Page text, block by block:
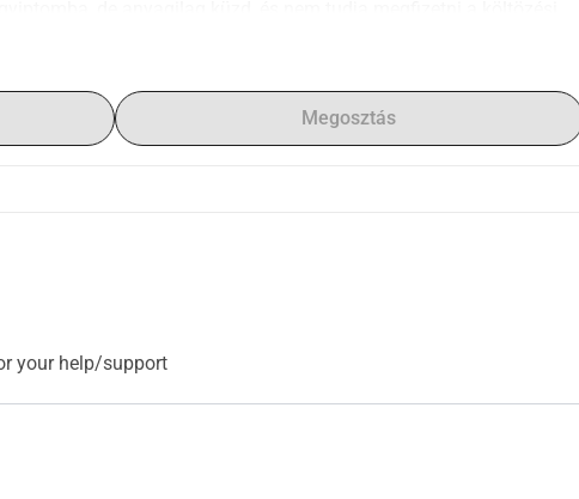
az örökbefogadójuk mellett.
az országot. De ezek a kicsik jó örökbefogadóval rendelkeznek,
Megosztás
for your help/support